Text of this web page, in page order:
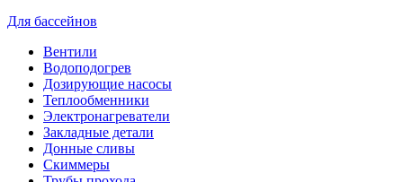
Для бассейнов
Вентили
Водоподогрев
Дозирующие насосы
Теплообменники
Электронагреватели
Закладные детали
Донные сливы
Скиммеры